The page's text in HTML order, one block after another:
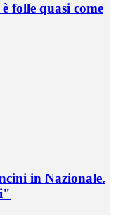
folle quasi come
in Nazionale.